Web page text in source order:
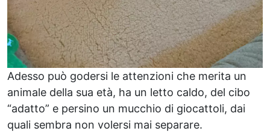
Adesso può godersi le attenzioni che merita un
animale della sua età, ha un letto caldo, del cibo
“adatto” e persino un mucchio di giocattoli, dai
quali sembra non volersi mai separare.